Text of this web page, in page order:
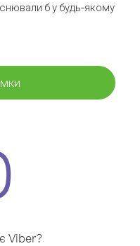
б у будь-якому
Viber?